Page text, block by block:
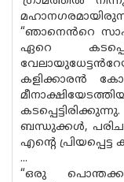
“ഞാനെൻറെ
ഏറെ
കളിക്കാരൻ
ബന്ധുക്കൾ,
എൻ്റെ പ്രിയപ്പെട്ട
...
“ഒരു